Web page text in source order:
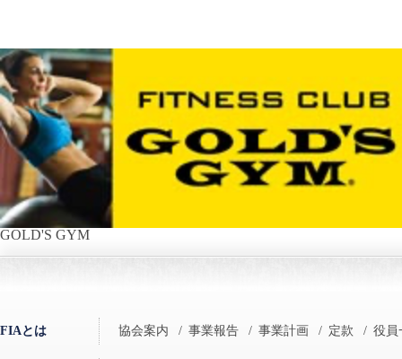
GOLD'S GYM
FIAとは 協会案内 / 事業報告 / 事業計画 / 定款 / 役員